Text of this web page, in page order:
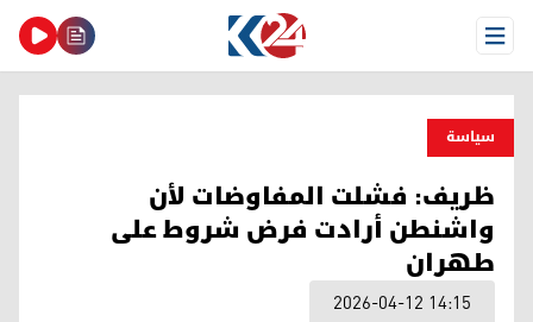
Open Menu
سیاسة
ظريف: فشلت المفاوضات لأن
واشنطن أرادت فرض شروط على
طهران
2026-04-12 14:15